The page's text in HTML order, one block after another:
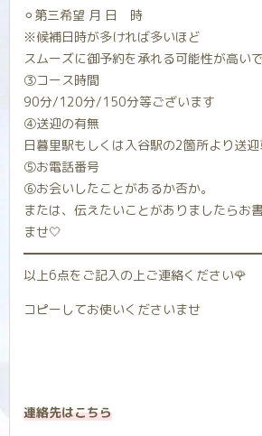
⚪︎第三希望 月 日 時
※候補日時が多ければ多いほど
スムーズに御予約を承れる可能性が高いで
③コース時間
90分/120分/150分等ございます
④送迎の有無
日暮里駅もしくは入谷駅の2箇所より送迎
⑤お電話番号
⑥お会いしたことがあるか否か。
または、伝えたいことがありましたらお
ませ‎🤍
以上6点をご記入の上ご連絡ください🌹
コピーしてお使いくださいませ
連絡先はこちら